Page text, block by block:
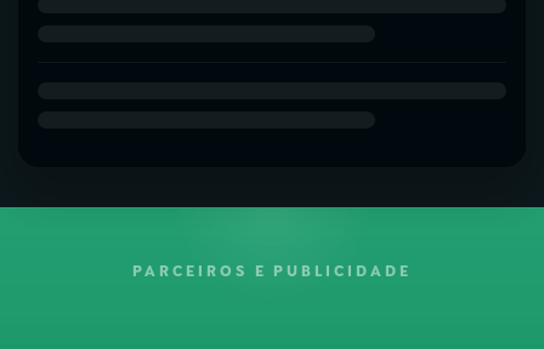
PARCEIROS E PUBLICIDADE